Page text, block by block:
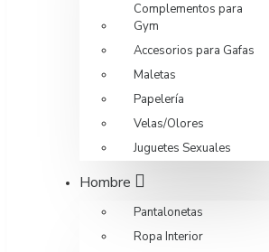
Complementos para
Gym
Accesorios para Gafas
Maletas
Papelería
Velas/Olores
Juguetes Sexuales
Hombre
Pantalonetas
Ropa Interior